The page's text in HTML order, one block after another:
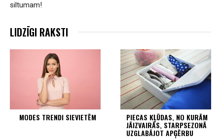
siltumam!
LIDZĪGI RAKSTI
MODES TRENDI SIEVIETĒM PIECAS KĻŪDAS, NO KURĀM
JĀIZVAIRĀS, STARPSEZONĀ
UZGLABĀJOT APĢĒRBU